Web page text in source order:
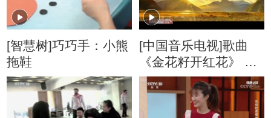
[智慧树]巧巧手：小熊
拖鞋
[中国音乐电视]歌曲
《金花籽开红花》 演
唱：周好